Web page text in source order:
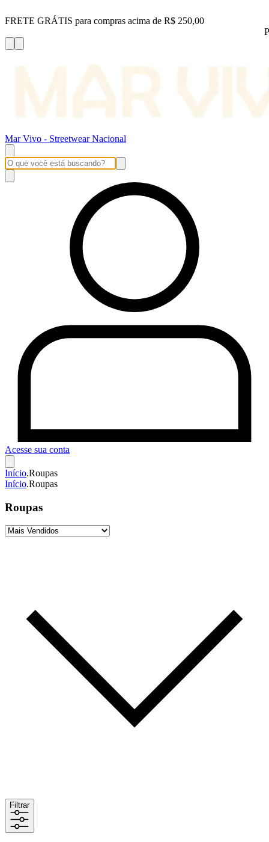
FRETE GRÁTIS para compras acima de R$ 250,00
Mar Vivo - Streetwear Nacional
Acesse sua conta
Início.Roupas
Início.Roupas
Roupas
Filtrar